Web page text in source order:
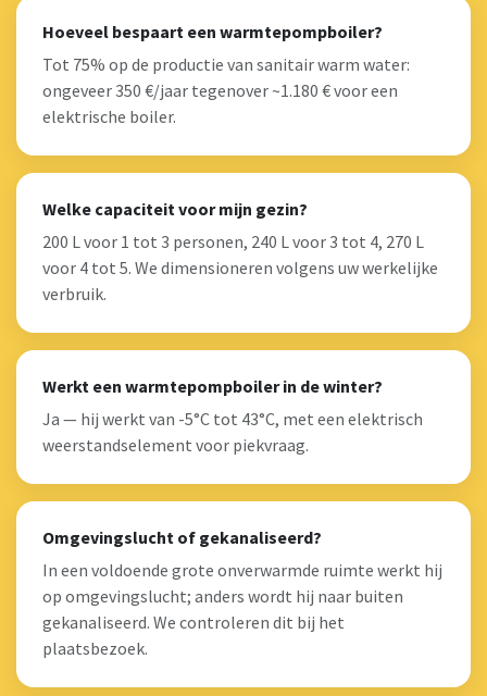
Hoeveel bespaart een warmtepompboiler?
Tot 75% op de productie van sanitair warm water:
ongeveer 350 €/jaar tegenover ~1.180 € voor een
elektrische boiler.
Welke capaciteit voor mijn gezin?
200 L voor 1 tot 3 personen, 240 L voor 3 tot 4, 270 L
voor 4 tot 5. We dimensioneren volgens uw werkelijke
verbruik.
Werkt een warmtepompboiler in de winter?
Ja — hij werkt van -5°C tot 43°C, met een elektrisch
weerstandselement voor piekvraag.
Omgevingslucht of gekanaliseerd?
In een voldoende grote onverwarmde ruimte werkt hij
op omgevingslucht; anders wordt hij naar buiten
gekanaliseerd. We controleren dit bij het
plaatsbezoek.